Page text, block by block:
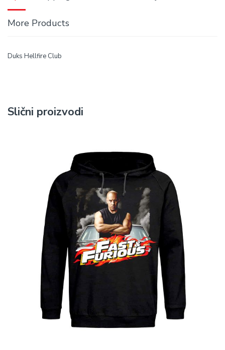
More Products
Duks Hellfire Club
Slični proizvodi